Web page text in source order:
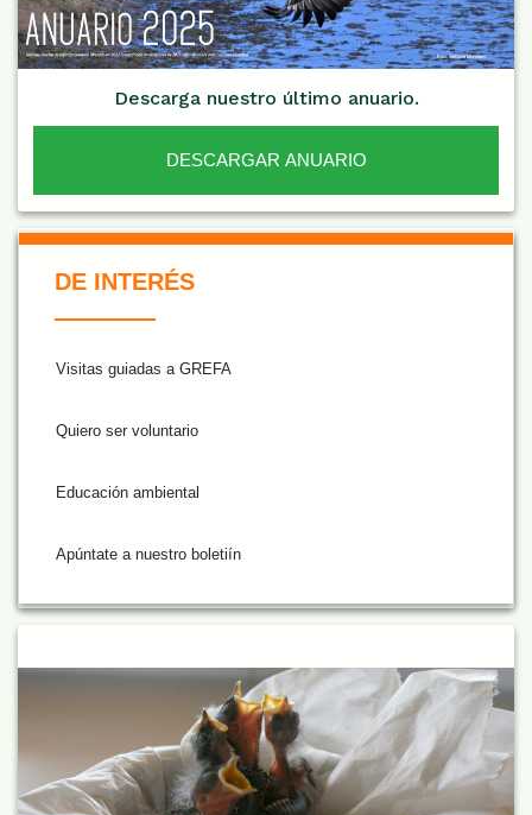
Descarga nuestro último anuario.
DESCARGAR ANUARIO
De Interés NARANJA
DE INTERÉS
Visitas guiadas a GREFA
Quiero ser voluntario
Educación ambiental
Apúntate a nuestro boletiín